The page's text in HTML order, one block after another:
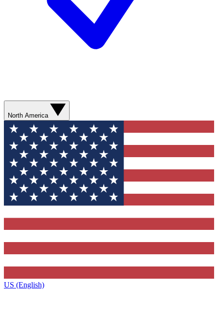
North America
US (English)